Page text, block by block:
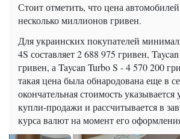
Стоит отметить, что цена автомобилей
несколько миллионов гривен.
Для украинских покупателей
4S составляет 2 688 975 гривен,
гривен, а Taycan Turbo S - 4 570 200
такая цена была обнародована еще в
окончательная стоимость
купли-продажи и рассчитывается в
курса валют на момент его